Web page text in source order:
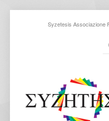
Syzetesis Associazione